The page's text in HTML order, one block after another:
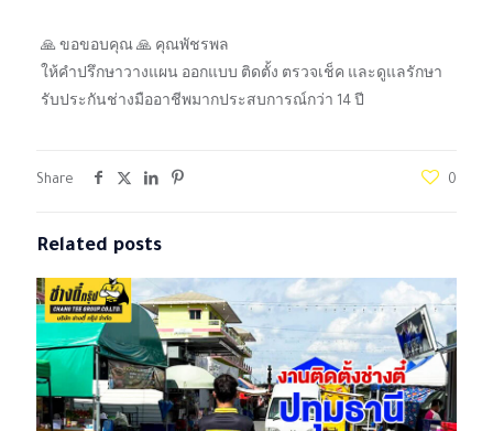
🙏 ขอขอบคุณ 🙏 คุณพัชรพล
ให้คำปรึกษาวางแผน ออกแบบ ติดตั้ง ตรวจเช็ค และดูแลรักษา
รับประกันช่างมืออาชีพมากประสบการณ์กว่า 14 ปี
Share 0
Related posts